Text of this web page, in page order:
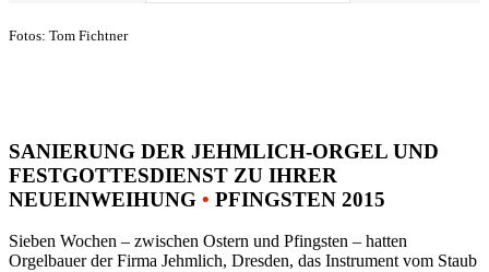
Fotos: Tom Fichtner
SANIERUNG DER JEHMLICH-ORGEL UND
FESTGOTTESDIENST ZU IHRER
NEUEINWEIHUNG • PFINGSTEN 2015
Sieben Wochen – zwischen Ostern und Pfingsten – hatten
Orgelbauer der Firma Jehmlich, Dresden, das Instrument vom Staub